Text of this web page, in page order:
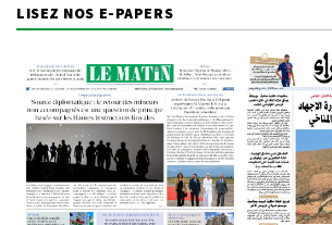
LISEZ NOS E-PAPERS